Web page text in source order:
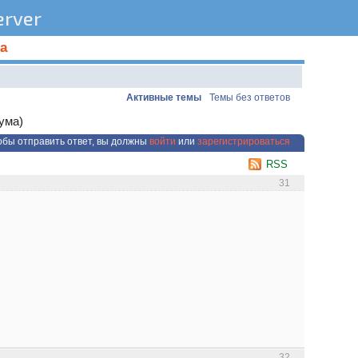
Активные темы Темы без ответов
отправить ответ, вы должны войти или зарегистрироваться
RSS
31